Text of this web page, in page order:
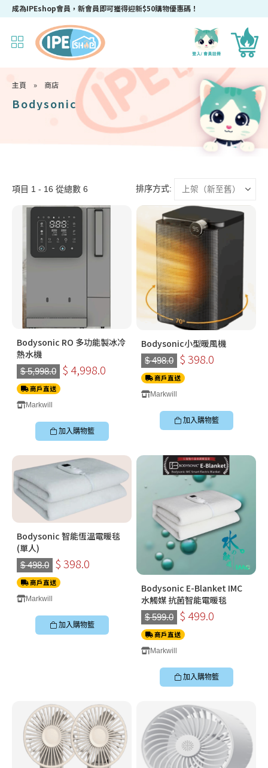
成為IPEshop會員，新會員即可獲得迎新$50購物優惠碼！
主頁 » 商店
Bodysonic
項目 1 - 16 從總數 6 排序方式:
Bodysonic RO 多功能製冰冷
熱水機
$ 5,998.0 $ 4,998.0
商戶直送
Markwill
加入購物籃
Bodysonic小型暖風機
$ 498.0 $ 398.0
商戶直送
Markwill
加入購物籃
Bodysonic 智能恆溫電暖毯
(單人)
$ 498.0 $ 398.0
商戶直送
Markwill
加入購物籃
Bodysonic E-Blanket IMC
水觸媒 抗菌智能電暖毯
$ 599.0 $ 499.0
商戶直送
Markwill
加入購物籃